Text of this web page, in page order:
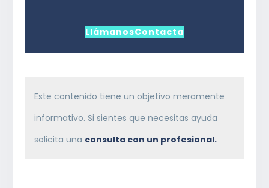
LlámanosContacta
Este contenido tiene un objetivo meramente
informativo. Si sientes que necesitas ayuda
solicita una consulta con un profesional.